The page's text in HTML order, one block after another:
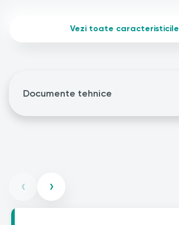
Vezi toate caracteristicile
Documente tehnice
‹ ›